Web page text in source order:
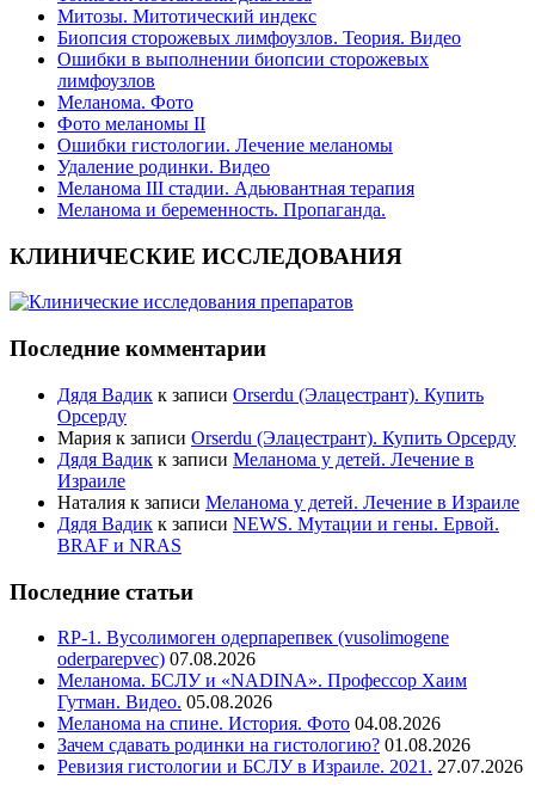
Митозы. Митотический индекс
Биопсия сторожевых лимфоузлов. Теория. Видео
Ошибки в выполнении биопсии сторожевых
лимфоузлов
Меланома. Фото
Фото меланомы II
Ошибки гистологии. Лечение меланомы
Удаление родинки. Видео
Меланома III стадии. Адьювантная терапия
Меланома и беременность. Пропаганда.
КЛИНИЧЕСКИЕ ИССЛЕДОВАНИЯ
Последние комментарии
Дядя Вадик к записи Orserdu (Элацестрант). Купить
Орсерду
Мария к записи Orserdu (Элацестрант). Купить Орсерду
Дядя Вадик к записи Меланома у детей. Лечение в
Израиле
Наталия к записи Меланома у детей. Лечение в Израиле
Дядя Вадик к записи NEWS. Мутации и гены. Ервой.
BRAF и NRAS
Последние статьи
RP-1. Вусолимоген одерпарепвек (vusolimogene
oderparepvec) 07.08.2026
Меланома. БСЛУ и «NADINA». Профессор Хаим
Гутман. Видео. 05.08.2026
Меланома на спине. История. Фото 04.08.2026
Зачем сдавать родинки на гистологию? 01.08.2026
Ревизия гистологии и БСЛУ в Израиле. 2021. 27.07.2026